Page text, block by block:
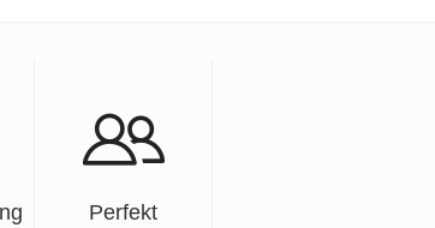
Perfekt